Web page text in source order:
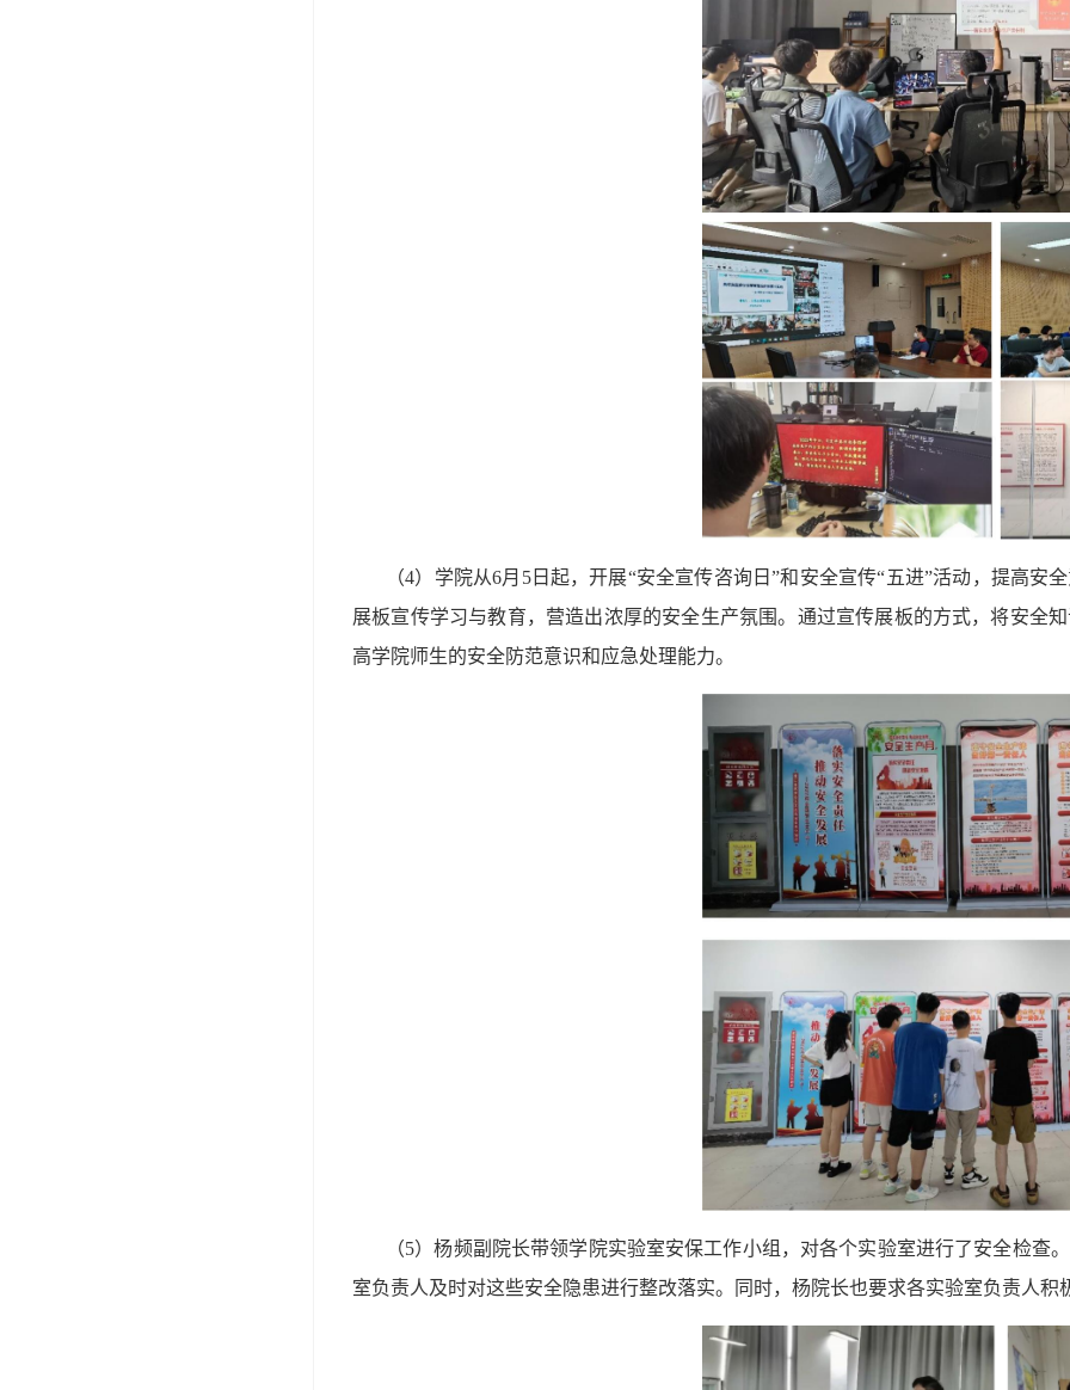
（4）学院从6月5日起，开展“安全宣传咨询日”和安全宣传“五进”活动，提高
展板宣传学习与教育，营造出浓厚的安全生产氛围。通过宣传展板的方式，将安全
高学院师生的安全防范意识和应急处理能力。
（5）杨频副院长带领学院实验室安保工作小组，对各个实验室进行了安全检
室负责人及时对这些安全隐患进行整改落实。同时，杨院长也要求各实验室负责人积